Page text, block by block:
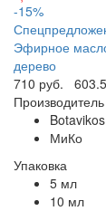
-15%
Эфирное
дерево
710 руб.
Производитель
Botavikos
МиКо
Упаковка
5 мл
10 мл